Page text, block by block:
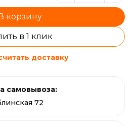
корзину
в 1 клик
доставку
самовывоза:
72